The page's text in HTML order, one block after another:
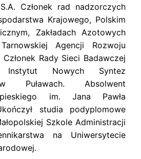
Członek rad nadzorczych
Krajowego, Polskim
Zakładach Azotowych
Agencji Rozwoju
Rady Sieci Badawczej
Nowych Syntez
Puławach. Absolwent
im. Jana Pawła
studia podyplomowe
Szkole Administracji
na Uniwersytecie